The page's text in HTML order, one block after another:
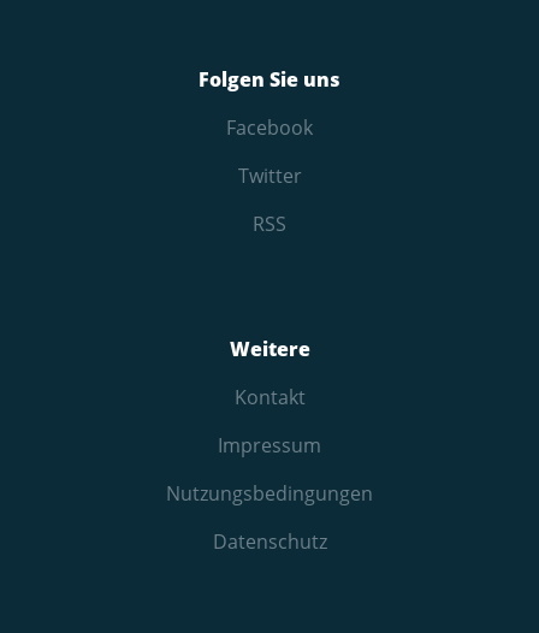
Folgen Sie uns
Facebook
Twitter
RSS
Weitere
Kontakt
Impressum
Nutzungs­bedingungen
Datenschutz